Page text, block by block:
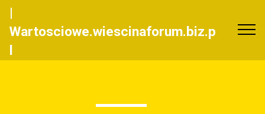
|
Wartosciowe.wiescinaforum.biz.p